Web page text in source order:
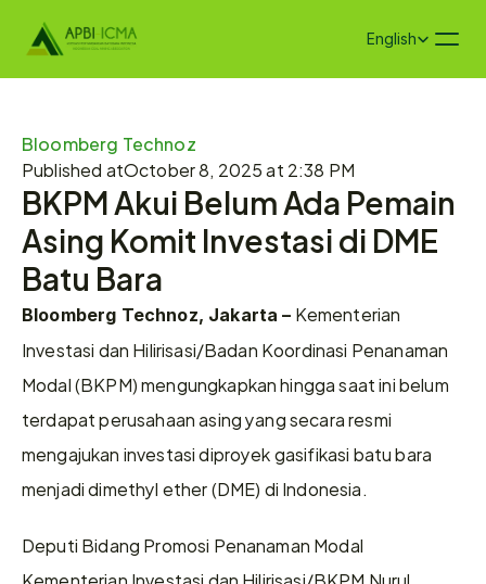
Select Language
English
Bloomberg Technoz
Published atOctober 8, 2025 at 2:38 PM
BKPM Akui Belum Ada Pemain
Asing Komit Investasi di DME
Batu Bara
Bloomberg Technoz, Jakarta – Kementerian
Investasi dan Hilirisasi/Badan Koordinasi Penanaman
Modal (BKPM) mengungkapkan hingga saat ini belum
terdapat perusahaan asing yang secara resmi
mengajukan investasi diproyek gasifikasi batu bara
menjadi dimethyl ether (DME) di Indonesia.
Deputi Bidang Promosi Penanaman Modal